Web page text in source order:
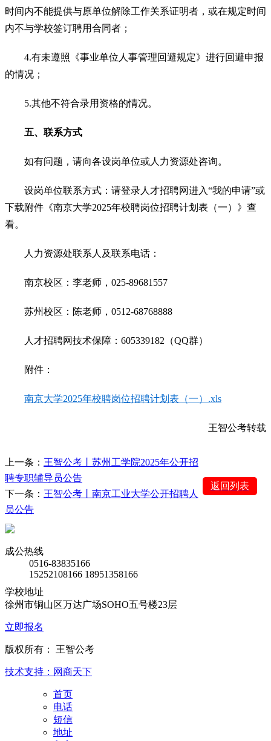
时间内不能提供与原单位解除工作关系证明者，或在规定时间
内不与学校签订聘用合同者；
4.有未遵照《事业单位人事管理回避规定》进行回避申报
的情况；
5.其他不符合录用资格的情况。
五、联系方式
如有问题，请向各设岗单位或人力资源处咨询。
设岗单位联系方式：请登录人才招聘网进入“我的申请”或
下载附件《南京大学2025年校聘岗位招聘计划表（一）》查
看。
人力资源处联系人及联系电话：
南京校区：李老师，025-89681557
苏州校区：陈老师，0512-68768888
人才招聘网技术保障：605339182（QQ群）
附件：
南京大学2025年校聘岗位招聘计划表（一）.xls
王智公考转载
上一条： 王智公考丨苏州工学院2025年公开招
聘专职辅导员公告
下一条： 王智公考丨南京工业大学公开招聘人
员公告
返回列表
成公热线
0516-83835166
15252108166 18951358166
学校地址
徐州市铜山区万达广场SOHO五号楼23层
立即报名
版权所有： 王智公考
技术支持：网商天下
首页
电话
短信
地址